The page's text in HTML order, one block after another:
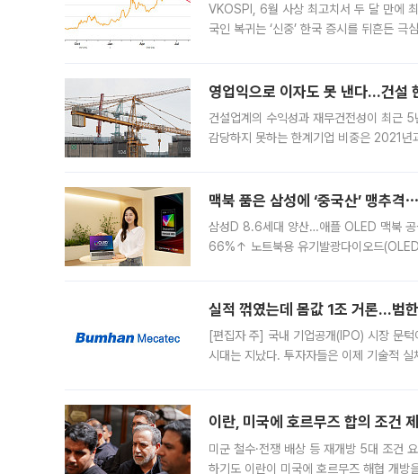
VKOSPI, 6월 사상 최고치서 두 달 만에
국인 복귀는 ‘신중’ 한국 증시를 뒤흔든
영업익으로 이자도 못 낸다…건
건설업계의 수익성과 재무건전성이 최근
감당하지 못하는 한계기업 비중은 2021년
맥북 품은 삼성에 ‘중국산’ 맹추
삼성D 8.6세대 양산…애플 OLED 맥북
66%↑ 노트북용 유기발광다이오드
실적 꺾였는데 몸값 1조 거론…범
[편집자 주] 국내 기업공개(IPO) 시장 문턱
시대는 지났다. 투자자들은 이제 기술적
이란, 미국에 호르무즈 합의 조건
미군 철수·전쟁 배상 등 재개방 5대 조건
하기도 이란이 미국에 호르무즈 해협 개방